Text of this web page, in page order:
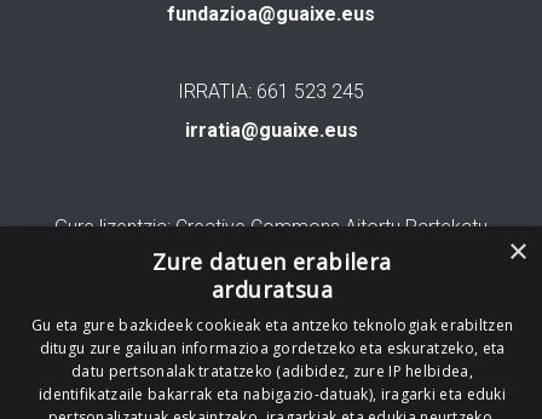
fundazioa@guaixe.eus
IRRATIA: 661 523 245
irratia@guaixe.eus
Gure lizentzia: Creative Commons Aitortu Partekatu
Codesyntaxek garatua
×
Zure datuen erabilera
arduratsua
Gu eta gure bazkideek cookieak eta antzeko teknologiak erabiltzen
ditugu zure gailuan informazioa gordetzeko eta eskuratzeko, eta
datu pertsonalak tratatzeko (adibidez, zure IP helbidea,
identifikatzaile bakarrak eta nabigazio-datuak), iragarki eta eduki